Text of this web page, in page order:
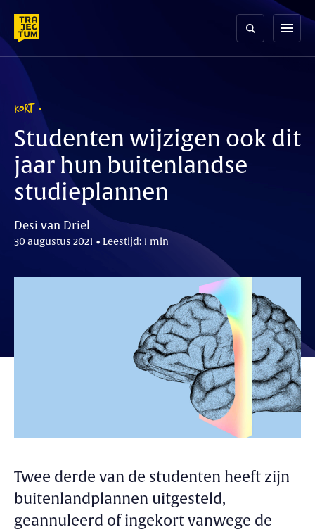
content
menu
KORT
Studenten wijzigen ook dit
jaar hun buitenlandse
studieplannen
Desi van Driel
30 augustus 2021 • Leestijd: 1 min
Twee derde van de studenten heeft zijn
buitenlandplannen uitgesteld,
geannuleerd of ingekort vanwege de